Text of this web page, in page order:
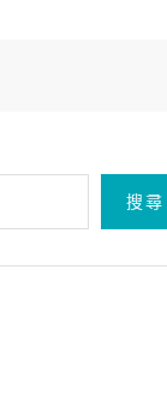
搜尋